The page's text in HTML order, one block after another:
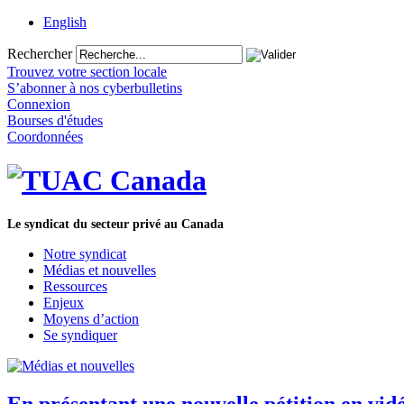
English
Rechercher
Trouvez votre section locale
S’abonner à nos cyberbulletins
Connexion
Bourses d'études
Coordonnées
Le syndicat du secteur privé au Canada
Notre syndicat
Médias et nouvelles
Ressources
Enjeux
Moyens d’action
Se syndiquer